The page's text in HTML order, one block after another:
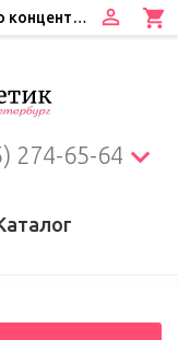
274-65-64
Ботокс восстанавливающий амино концентрат - "Rebuilder Amino Concentrate" 200 ml